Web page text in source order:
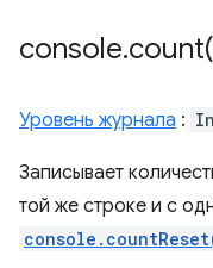
console.count(
Уровень журнала :
Записывает
той же строке и с